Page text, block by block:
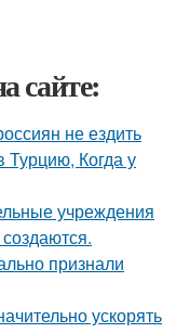
сайте:
не ездить
Турцию, Когда у
учреждения
признали
ускорять